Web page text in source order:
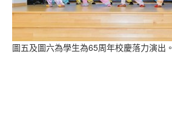
圖五及圖六為學生為65周年校慶落力演出。